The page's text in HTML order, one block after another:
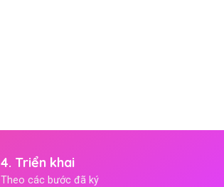
4. Triển khai
Theo các bước đã ký